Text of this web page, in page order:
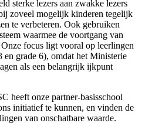
sterke lezers aan zwakke lezers
zoveel mogelijk kinderen tegelijk
te verbeteren. Ook gebruiken
waarmee de voortgang van
focus ligt vooral op leerlingen
en grade 6), omdat het Ministerie
als een belangrijk ijkpunt
heeft onze partner-basisschool
initiatief te kunnen, en vinden de
van onschatbare waarde.